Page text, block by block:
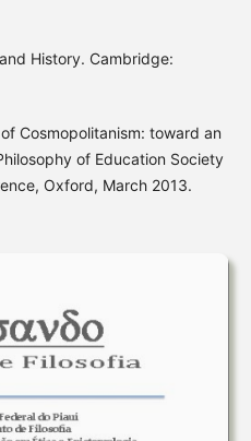
History. Cambridge:
Cosmopolitanism: toward an
of Education Society
Oxford, March 2013.